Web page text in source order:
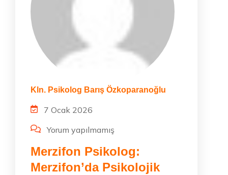
Kln. Psikolog Barış Özkoparanoğlu
7 Ocak 2026
Yorum yapılmamış
Merzifon Psikolog:
Merzifon’da Psikolojik